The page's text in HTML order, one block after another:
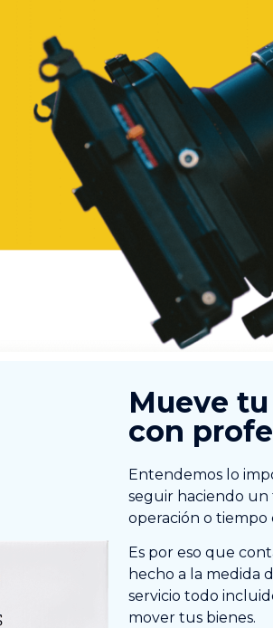
Mueve
con
Entendemos lo
seguir haciendo un
operación o tiempo
Es por eso que
hecho a la medida
servicio todo
mover tus bienes.